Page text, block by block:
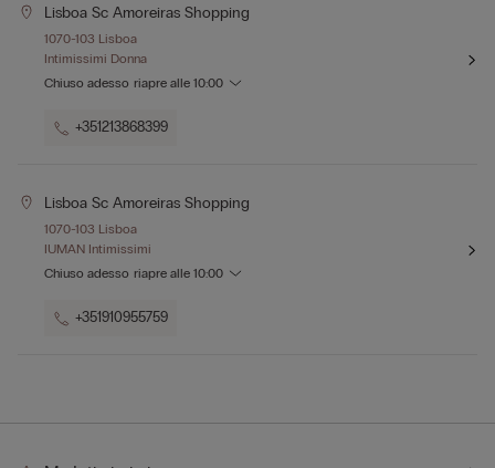
Lisboa Sc Amoreiras Shopping
1070-103 Lisboa
Intimissimi Donna
Chiuso adesso riapre alle 10:00
+351213868399
Lisboa Sc Amoreiras Shopping
1070-103 Lisboa
IUMAN Intimissimi
Chiuso adesso riapre alle 10:00
+351910955759